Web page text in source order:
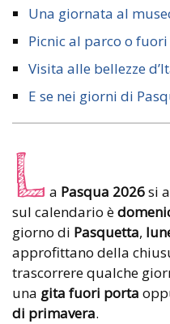
Una giornata al
Picnic al parco o
Visita alle bellezze
E se nei giorni di
L a Pasqua 2026si
sul calendario è
giorno di Pasquetta,
approfittano della
trascorrere qualche
una gita fuori porta
di primavera.